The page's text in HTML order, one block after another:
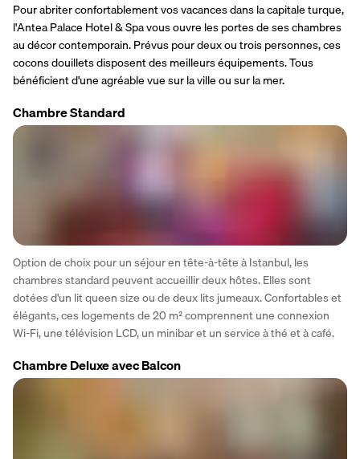
Pour abriter confortablement vos vacances dans la capitale turque,
l'Antea Palace Hotel & Spa vous ouvre les portes de ses chambres
au décor contemporain. Prévus pour deux ou trois personnes, ces
cocons douillets disposent des meilleurs équipements. Tous
bénéficient d'une agréable vue sur la ville ou sur la mer.
Chambre Standard
Option de choix pour un séjour en tête-à-tête à Istanbul, les
chambres standard peuvent accueillir deux hôtes. Elles sont
dotées d'un lit queen size ou de deux lits jumeaux. Confortables et
élégants, ces logements de 20 m² comprennent une connexion
Wi-Fi, une télévision LCD, un minibar et un service à thé et à café.
Chambre Deluxe avec Balcon